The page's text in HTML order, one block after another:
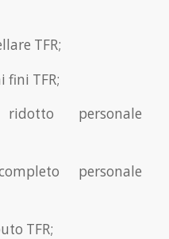
TFR;
fini TFR;
personale
personale
TFR;